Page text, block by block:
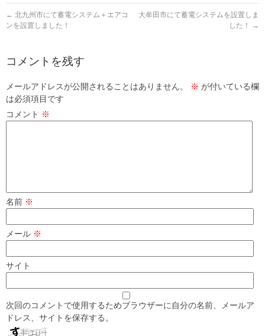
← 北九州市にて蓄電システム＋エアコ
ンを設置しました！
大牟田市にて蓄電システムを設置しま
した！
→
コメントを残す
メールアドレスが公開されることはありません。 ※ が付いている欄
は必須項目です
コメント ※
名前 ※
メール ※
サイト
次回のコメントで使用するためブラウザーに自分の名前、メールア
ドレス、サイトを保存する。